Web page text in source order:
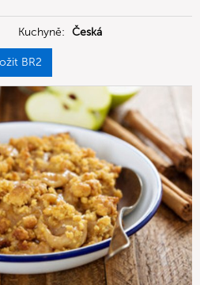
Kuchyně: Česká
BR2